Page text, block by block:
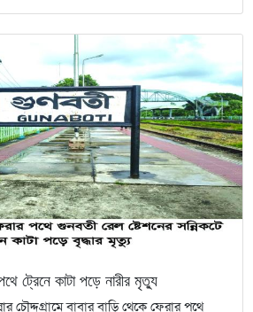
ট্রেনে কাটা পড়ে নারীর মৃত্যু
চৌদ্দগ্রামে বাবার বাড়ি থেকে ফেরার পথে